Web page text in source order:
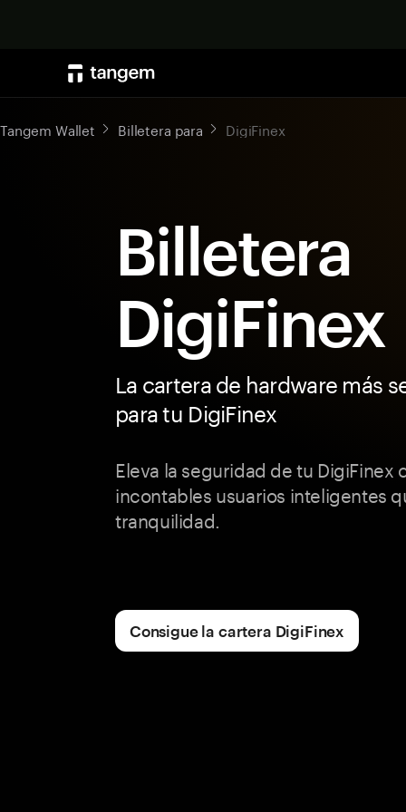
Tangem Wallet Billetera para DigiFinex
Billetera
DigiFinex
La cartera de hardware más
para tu DigiFinex
Eleva la seguridad de tu DigiFinex
incontables usuarios inteligentes
tranquilidad.
Consigue la cartera DigiFinex